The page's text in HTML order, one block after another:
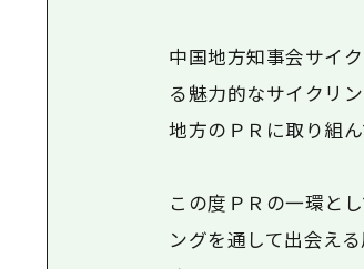
中国地方知事会サイ
る魅力的なサイクリ
地方のＰＲに取り組ん
この度ＰＲの一環と
ングを通して出会え